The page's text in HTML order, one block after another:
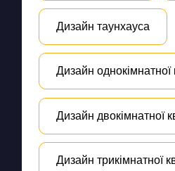
Дизайн таунхауса
Дизайн однокімнатної
Дизайн двокімнатної
Дизайн трикімнатної